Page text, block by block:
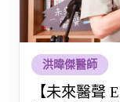
洪暐傑醫師
【未來醫聲